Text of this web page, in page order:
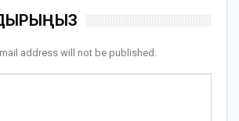
address will not be published.